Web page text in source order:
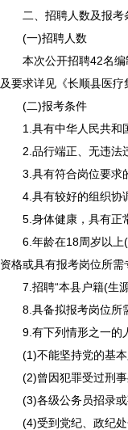
二、 招聘人数及报考
(一)招聘人数
本次公开招聘42名编
及要求详见《长顺县医疗
(二)报考条件
1.具有中华人民共和国
2.品行端正、无违法违
3.具有符合岗位要求的
4.具有较好的组织协调
5.身体健康，具有正
6.年龄在18周岁以上
资格或具有报考岗位所
7. 招聘“本县户籍(生
8.具备拟报考岗位所
9.有下列情形之一的
(1)不能坚持党的基本
(2)曾因犯罪受过刑事
(3)各级公务员招录或
(4)受到党纪、政纪处